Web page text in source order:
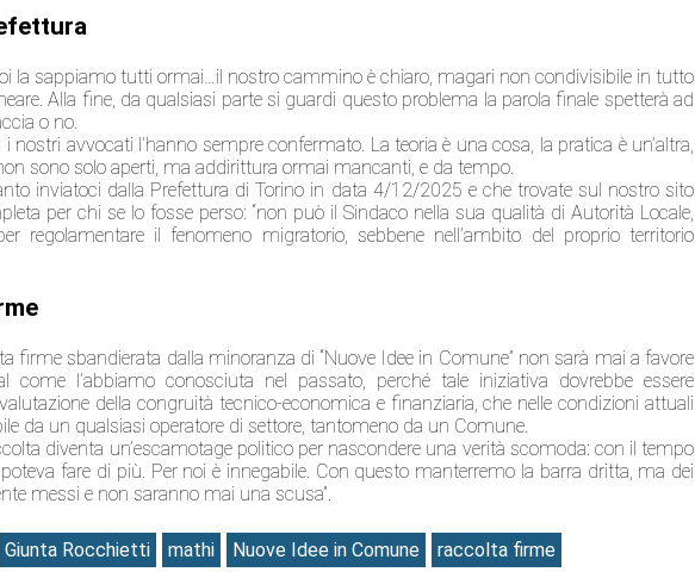
la sappiamo tutti ormai…il nostro cammino è chiaro, magari non condivisibile in tutto
Alla fine, da qualsiasi parte si guardi questo problema la parola finale spetterà ad
o no.
i nostri avvocati l’hanno sempre confermato. La teoria è una cosa, la pratica è un’altra,
sono solo aperti, ma addirittura ormai mancanti, e da tempo.
inviatoci dalla Prefettura di Torino in data 4/12/2025 e che trovate sul nostro sito
per chi se lo fosse perso: “non può il Sindaco nella sua qualità di Autorità Locale,
regolamentare il fenomeno migratorio, sebbene nell’ambito del proprio territorio
firme sbandierata dalla minoranza di “Nuove Idee in Comune” non sarà mai a favore
come l’abbiamo conosciuta nel passato, perché tale iniziativa dovrebbe essere
della congruità tecnico-economica e finanziaria, che nelle condizioni attuali
da un qualsiasi operatore di settore, tantomeno da un Comune.
diventa un’escamotage politico per nascondere una verità scomoda: con il tempo
fare di più. Per noi è innegabile. Con questo manterremo la barra dritta, ma dei
messi e non saranno mai una scusa”.
Giunta Rocchietti mathi Nuove Idee in Comune raccolta firme